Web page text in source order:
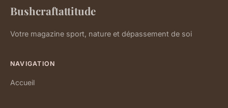
Bushcraftattitude
Votre magazine sport, nature et dépassement de soi
NAVIGATION
Accueil